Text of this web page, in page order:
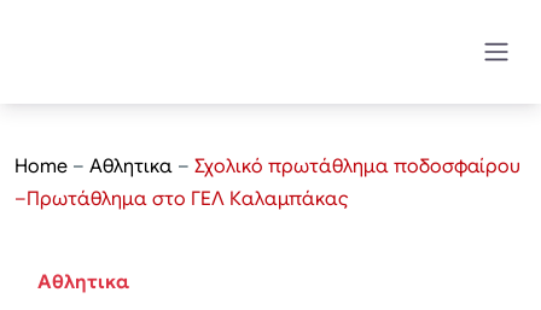
Home – Αθλητικα – Σχολικό πρωτάθλημα ποδοσφαίρου
–Πρωτάθλημα στο ΓΕΛ Καλαμπάκας
Αθλητικα